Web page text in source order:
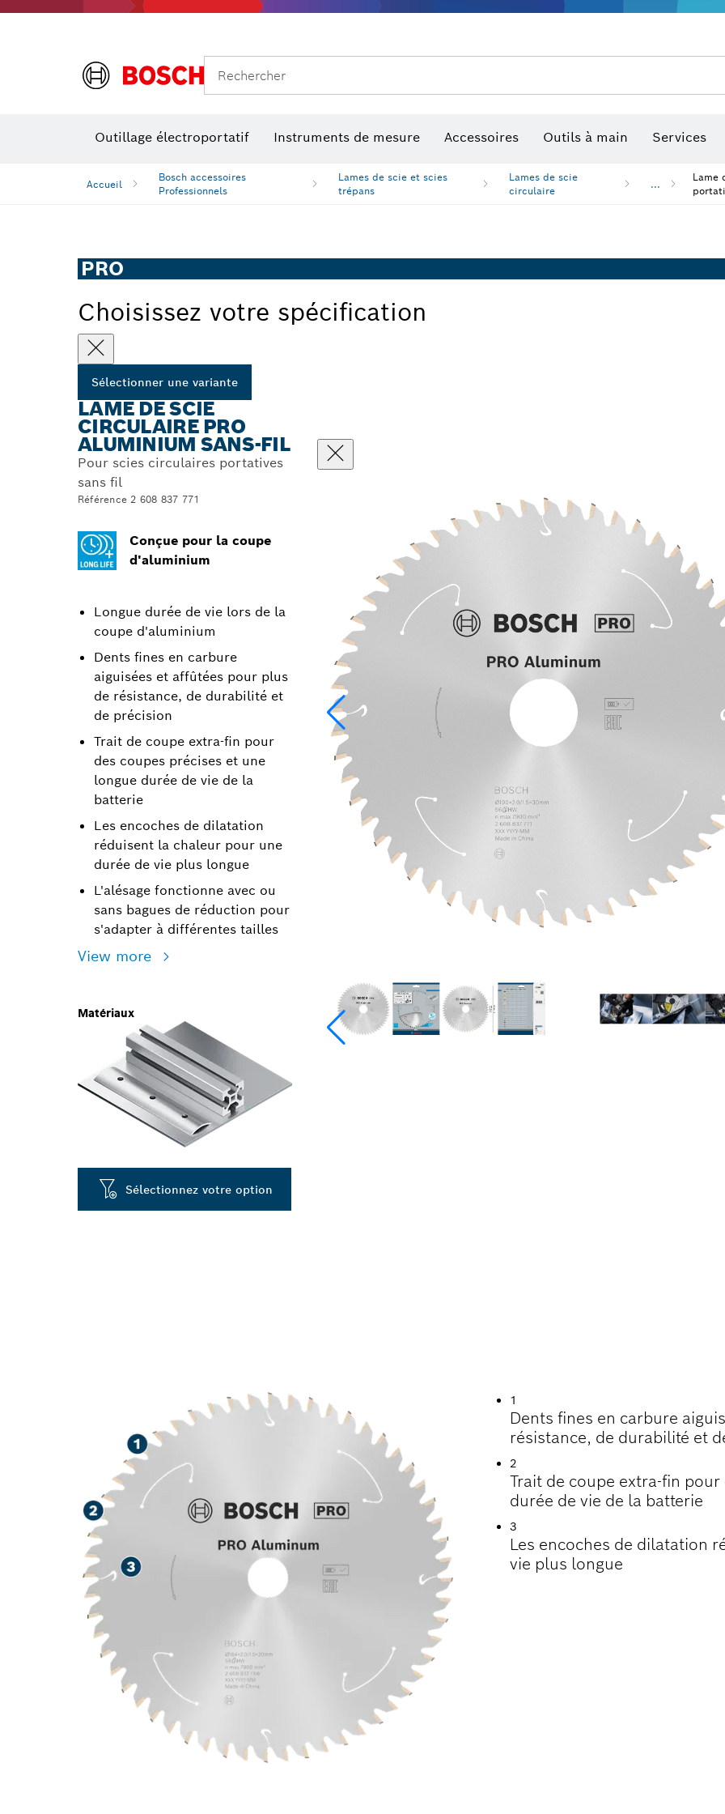
Rechercher
Outillage électroportatif Instruments de mesure Accessoires Outils à main Services
Accueil
Bosch accessoires
Professionnels
Lames de scie et scies
trépans
Lames de scie
circulaire
...
Lame
PRO
Choisissez votre spécification
Sélectionner une variante
LAME DE SCIE
CIRCULAIRE PRO
ALUMINIUM SANS-FIL
Pour scies circulaires portatives
sans fil
Référence 2 608 837 771
Conçue pour la coupe
d'aluminium
Longue durée de vie lors de la
coupe d'aluminium
Dents fines en carbure
aiguisées et affûtées pour plus
de résistance, de durabilité et
de précision
Trait de coupe extra-fin pour
des coupes précises et une
longue durée de vie de la
batterie
Les encoches de dilatation
réduisent la chaleur pour une
durée de vie plus longue
L'alésage fonctionne avec ou
sans bagues de réduction pour
s'adapter à différentes tailles
View more
Matériaux
Sélectionnez votre option
1
Dents fines en carbure
résistance, de durabilité et
2
Trait de coupe extra-fin
durée de vie de la batterie
3
Les encoches de dilatation
vie plus longue